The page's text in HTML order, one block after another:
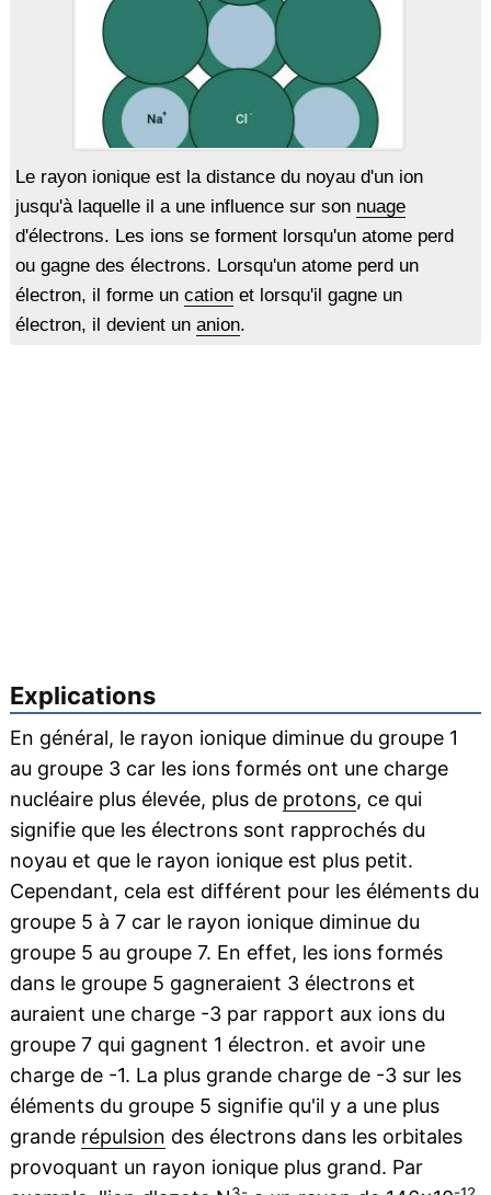
Le rayon ionique est la distance du noyau d'un ion
jusqu'à laquelle il a une influence sur son nuage
d'électrons. Les ions se forment lorsqu'un atome perd
ou gagne des électrons. Lorsqu'un atome perd un
électron, il forme un cationet lorsqu'il gagne un
électron, il devient un anion.
Explications
En général, le rayon ionique diminue du groupe 1
au groupe 3 car les ions formés ont une charge
nucléaire plus élevée, plus de protons, ce qui
signifie que les électrons sont rapprochés du
noyau et que le rayon ionique est plus petit.
Cependant, cela est différent pour les éléments du
groupe 5 à 7 car le rayon ionique diminue du
groupe 5 au groupe 7. En effet, les ions formés
dans le groupe 5 gagneraient 3 électrons et
auraient une charge -3 par rapport aux ions du
groupe 7 qui gagnent 1 électron. et avoir une
charge de -1. La plus grande charge de -3 sur les
éléments du groupe 5 signifie qu'il y a une plus
grande répulsion des électrons dans les orbitales
provoquant un rayon ionique plus grand. Par